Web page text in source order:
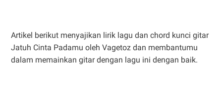
Artikel berikut menyajikan lirik lagu dan chord kunci gitar
Jatuh Cinta Padamu oleh Vagetoz dan membantumu
dalam memainkan gitar dengan lagu ini dengan baik.